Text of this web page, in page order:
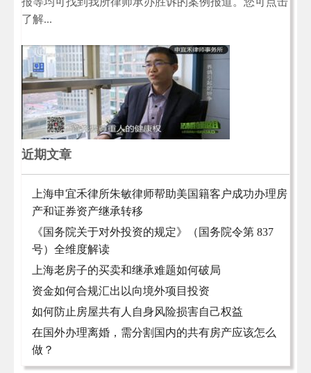
了解...
近期文章
上海申宜禾律所朱敏律师帮助美国籍客户成功办理房
产和证券资产继承转移
《国务院关于对外投资的规定》（国务院令第 837
号）全维度解读
上海老房子的买卖和继承难题如何破局
资金如何合规汇出以向境外项目投资
如何防止房屋共有人自身风险损害自己权益
在国外办理离婚，需分割国内的共有房产应该怎么
做？